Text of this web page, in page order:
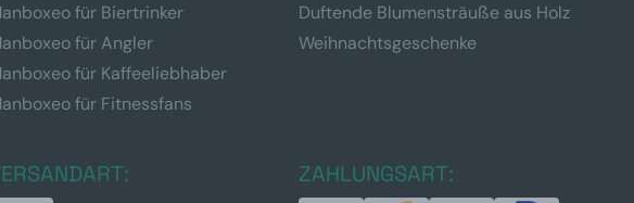
für Biertrinker
für Angler
für Kaffeeliebhaber
für Fitnessfans
Duftende Blumensträuße aus Holz
Weihnachtsgeschenke
ZAHLUNGSART: